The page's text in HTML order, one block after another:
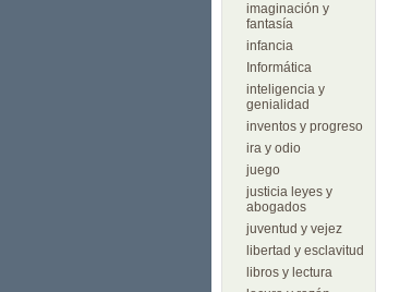
imaginación y
fantasía
infancia
Informática
inteligencia y
genialidad
inventos y progreso
ira y odio
juego
justicia leyes y
abogados
juventud y vejez
libertad y esclavitud
libros y lectura